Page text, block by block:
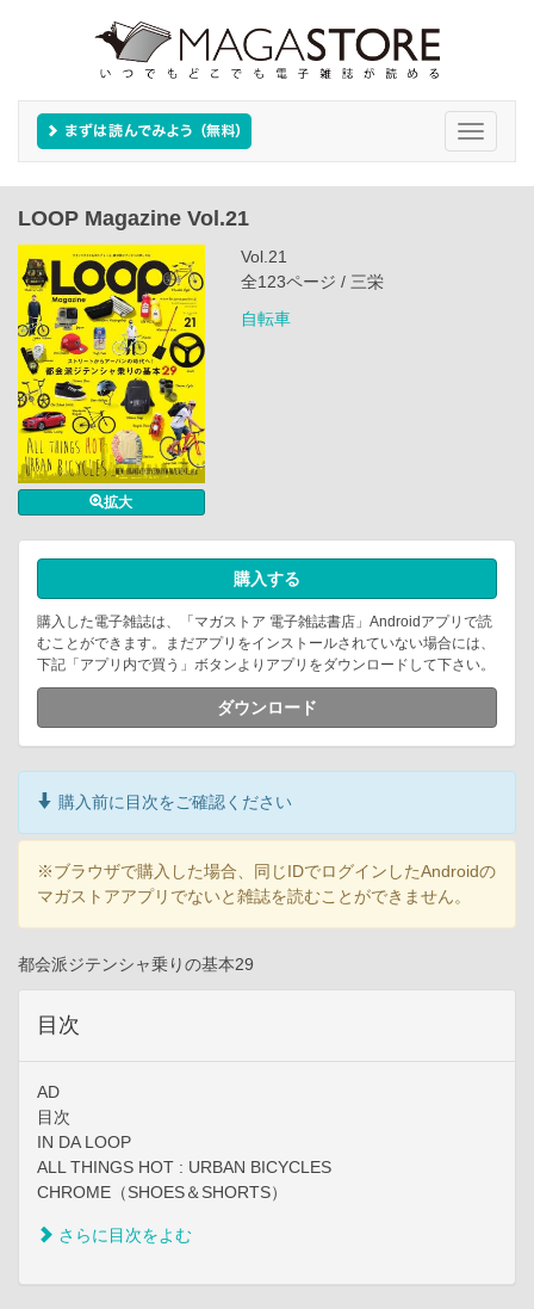
Toggle
LOOP Magazine Vol.21
拡大
Vol.21
全123ページ / 三栄
自転車
購入する
購入した電子雑誌は、「マガストア 電子雑誌書店」Androidアプリで読
むことができます。まだアプリをインストールされていない場合には、
下記「アプリ内で買う」ボタンよりアプリをダウンロードして下さい。
ダウンロード
購入前に目次をご確認ください
※ブラウザで購入した場合、同じIDでログインしたAndroidの
マガストアアプリでないと雑誌を読むことができません。
都会派ジテンシャ乗りの基本29
目次
AD
目次
IN DA LOOP
ALL THINGS HOT : URBAN BICYCLES
CHROME（SHOES＆SHORTS）
さらに目次をよむ